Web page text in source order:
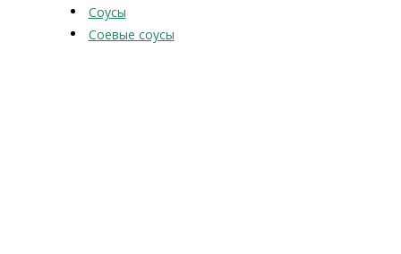
Соусы
Соевые соусы